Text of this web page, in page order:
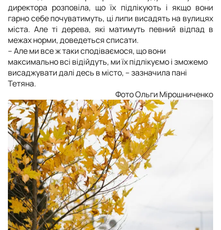
директора розповіла, що їх підлікують і якщо вони
гарно себе почуватимуть, ці липи висадять на вулицях
міста. Але ті дерева, які матимуть певний відпад в
межах норми, доведеться списати.
– Але ми все ж таки сподіваємося, що вони
максимально всі відійдуть, ми їх підлікуємо і зможемо
висаджувати далі десь в місто, – зазначила пані
Тетяна.
Фото Ольги Мірошниченко